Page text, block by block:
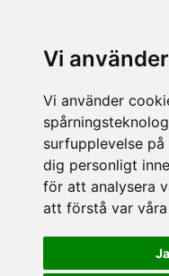
Vi
Vi använder
surfupplevelse
dig personligt
för att analysera
att förstå var